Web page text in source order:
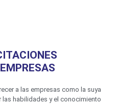
a las empresas como la suya
las habilidades y el conocimiento